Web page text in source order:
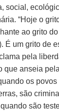
social,
“Hoje o
ao grito
É um grito de
pela
que anseia
os
são
são